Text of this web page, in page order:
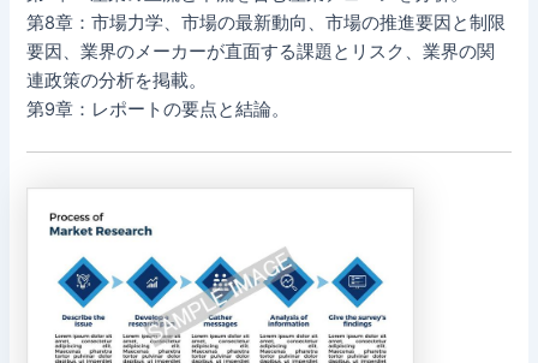
第8章：市場力学、市場の最新動向、市場の推進要因と制限
要因、業界のメーカーが直面する課題とリスク、業界の関
連政策の分析を掲載。
第9章：レポートの要点と結論。